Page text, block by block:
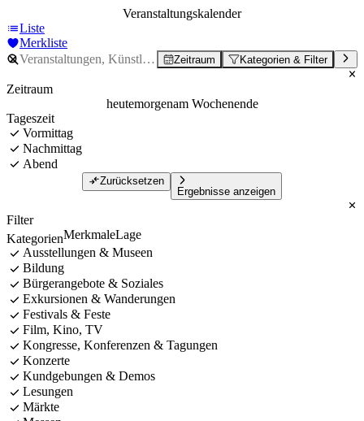
Veranstaltungskalender
Liste
Merkliste
Zeitraum Kategorien & Filter
Zeitraum
heutemorgenam Wochenende
Tageszeit
Vormittag
Nachmittag
Abend
Zurücksetzen
Ergebnisse anzeigen
Filter
KategorienMerkmaleLage
Ausstellungen & Museen
Bildung
Bürgerangebote & Soziales
Exkursionen & Wanderungen
Festivals & Feste
Film, Kino, TV
Kongresse, Konferenzen & Tagungen
Konzerte
Kundgebungen & Demos
Lesungen
Märkte